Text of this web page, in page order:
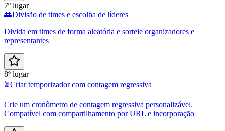
7º lugar
👥Divisão de times e escolha de líderes
Divida em times de forma aleatória e sorteie organizadores e
representantes
8º lugar
⏳Criar temporizador com contagem regressiva
Crie um cronômetro de contagem regressiva personalizável.
Compatível com compartilhamento por URL e incorporação